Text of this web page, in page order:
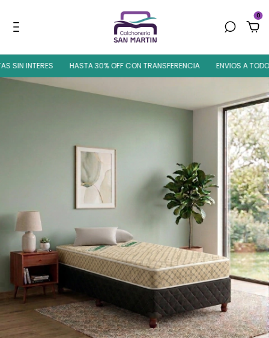
0
INTERES HASTA 30% OFF CON TRANSFERENCIA ENVIOS A TODO EL